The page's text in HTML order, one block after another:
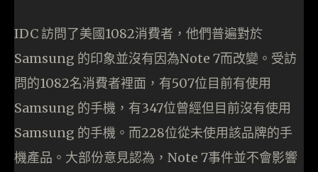
IDC 訪問了美國1082消費者，他們普遍對於
Samsung 的印象並沒有因為Note 7而改變。受訪
問的1082名消費者裡面，有507位目前有使用
Samsung 的手機，有347位曾經但目前沒有使用
Samsung 的手機。而228位從未使用該品牌的手
機產品。大部份意見認為，Note 7事件並不會影響